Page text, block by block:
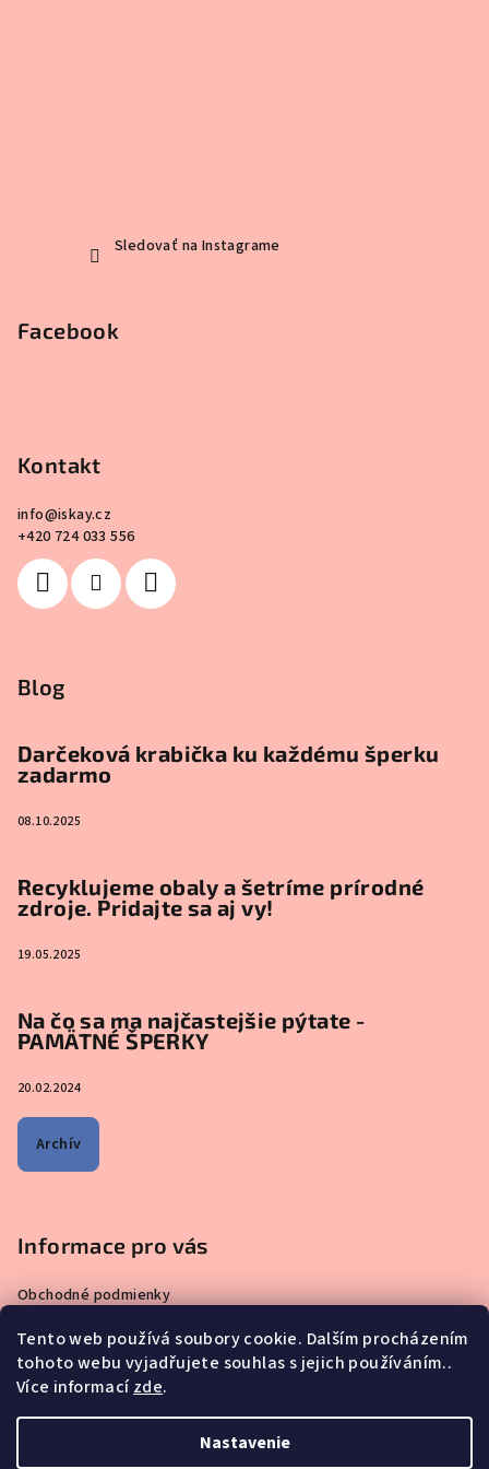
Tento web používá soubory cookie. Dalším procházením
tohoto webu vyjadřujete souhlas s jejich používáním..
Více informacízde.
Nastavenie
Sledovať na Instagrame
Facebook
Kontakt
info@iskay.cz
+420 724 033 556
Blog
Darčeková krabička ku každému šperku
zadarmo
08.10.2025
Recyklujeme obaly a šetríme prírodné
zdroje. Pridajte sa aj vy!
19.05.2025
Na čo sa ma najčastejšie pýtate -
PAMÄTNÉ ŠPERKY
20.02.2024
Archív
Informace pro vás
Obchodné podmienky
Čo sa ma pýtate najčastejšie – ŠPERKY VYROBENÉ Z MATERSKÉHO
MLIEKA
Prečo nakupovať u nás?
Reklamácie, výmeny a vrátenie tovaru